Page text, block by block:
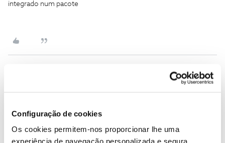
Configuração de cookies
Os cookies permitem-nos proporcionar lhe uma
experiência de navegação personalizada e segura.
integrado num pacote
Forum|Forum|6 years ago
actualmente a ser servidos pelo Nós Safe Net?